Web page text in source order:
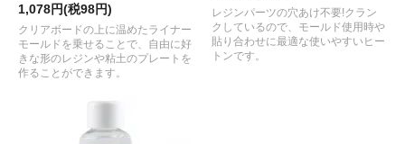
1,078円(税98円)
クリアボードの上に温めたライナー
モールドを乗せることで、自由に好
きな形のレジンや粘土のプレートを
作ることができます。
レジンパーツの穴あけ不要!クラン
クしているので、モールド使用時や
貼り合わせに最適な使いやすいヒー
トンです。